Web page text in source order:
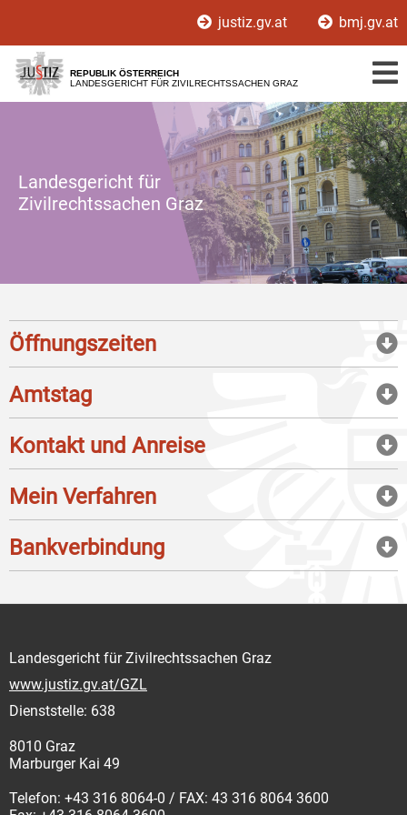
[1]
[2]
justiz.gv.at bmj.gv.at
REPUBLIK ÖSTERREICH
LANDESGERICHT FÜR ZIVILRECHTSSACHEN GRAZ
Landesgericht für
Zivilrechtssachen Graz
Öffnungszeiten
Amtstag
Kontakt und Anreise
Mein Verfahren
Bankverbindung
Landesgericht für Zivilrechtssachen Graz
www.justiz.gv.at/GZL
Dienststelle: 638
8010 Graz
Marburger Kai 49
Telefon: +43 316 8064-0 / FAX: 43 316 8064 3600